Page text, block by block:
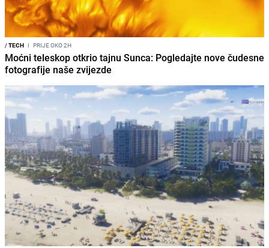
/TECH I PRIJE OKO 2H
Moćni teleskop otkrio tajnu Sunca: Pogledajte nove čudesne
fotografije naše zvijezde